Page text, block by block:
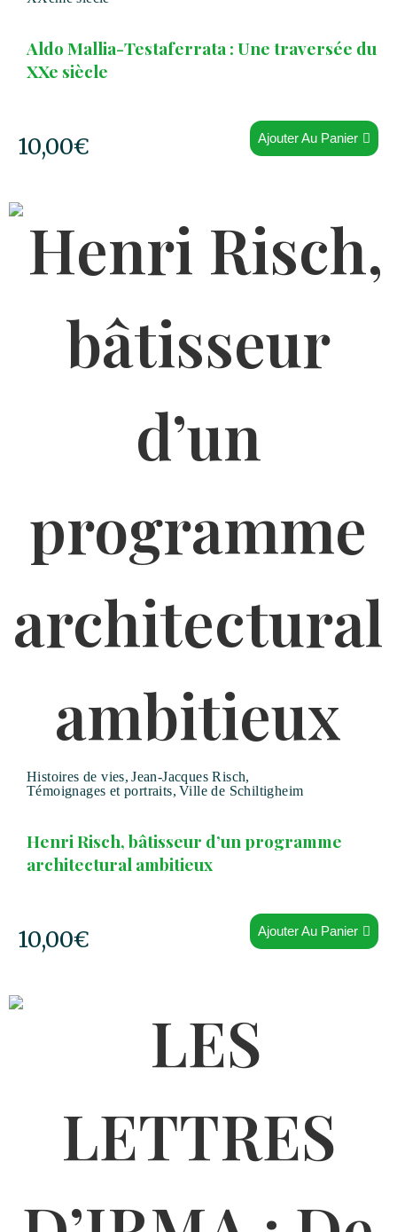
Aldo Mallia-Testaferrata : Une traversée du
XXe siècle
10,00€ Ajouter Au Panier
Histoires de vies, Jean-Jacques Risch,
Témoignages et portraits, Ville de Schiltigheim
Henri Risch, bâtisseur d’un programme
architectural ambitieux
10,00€ Ajouter Au Panier